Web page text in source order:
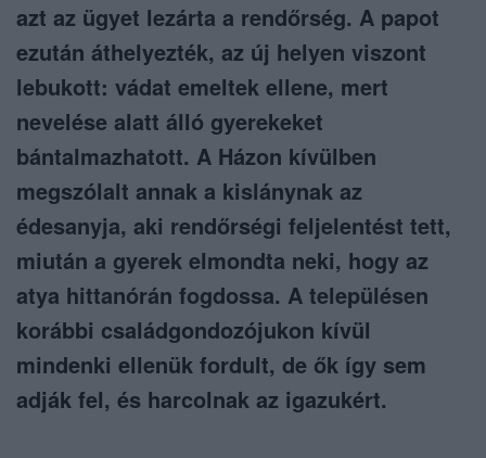
azt az ügyet lezárta a rendőrség. A papot
ezután áthelyezték, az új helyen viszont
lebukott: vádat emeltek ellene, mert
nevelése alatt álló gyerekeket
bántalmazhatott. A Házon kívülben
megszólalt annak a kislánynak az
édesanyja, aki rendőrségi feljelentést tett,
miután a gyerek elmondta neki, hogy az
atya hittanórán fogdossa. A településen
korábbi családgondozójukon kívül
mindenki ellenük fordult, de ők így sem
adják fel, és harcolnak az igazukért.